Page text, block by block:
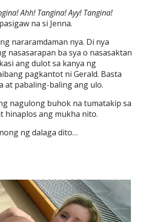
Ahh! Tangina! Ayy! Tangina!
na si Jenna.
nararamdaman nya. Di nya
nasasarapan ba sya o nasasaktan
ang dulot sa kanya ng
pagkantot ni Gerald. Basta
at pabaling-baling ang ulo.
nagulong buhok na tumatakip sa
hinaplos ang mukha nito.
ng dalaga dito…